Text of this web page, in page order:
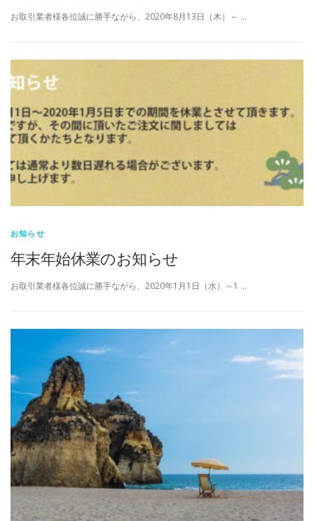
お取引業者様各位誠に勝手ながら、2020年8月13日（木）～ …
お知らせ
年末年始休業のお知らせ
お取引業者様各位誠に勝手ながら、2020年1月1日（水）～1 …